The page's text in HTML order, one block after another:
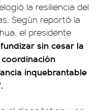
la resiliencia del
Según reportó la
el presidente
sin cesar la
inquebrantable